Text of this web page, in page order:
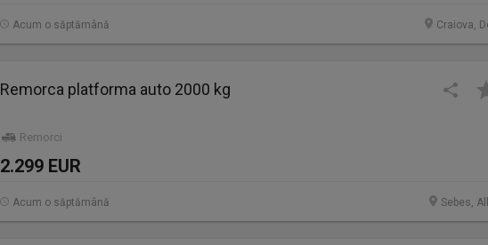
Craiova,
Acum o săptămână
Remorca platforma auto 2000 kg
Remorci
2.299 EUR
Sebes,
Acum o săptămână